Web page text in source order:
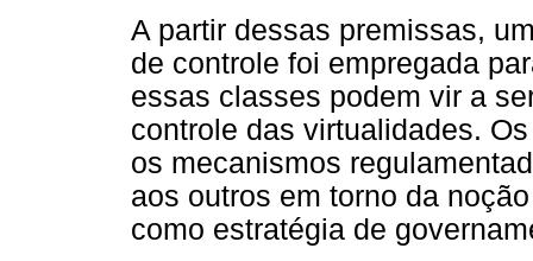
A partir dessas premissas,
de controle foi empregada
essas classes podem vir a
controle das virtualidades.
os mecanismos
aos outros em torno da
como estratégia de